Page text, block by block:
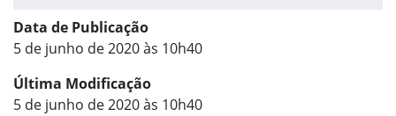
Data de Publicação
5 de junho de 2020 às 10h40
Última Modificação
5 de junho de 2020 às 10h40